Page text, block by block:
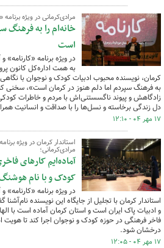
مرادی‌کرمانی در ویژه
خانه‌ام را به فرهنگ
است
در ویژه برنامه
به همت اداره‌کل کانون
کرمان، نویسنده محبوب ادبیات کودک و نوجوان با
به فرهنگ سپردم اما دلم هنوز در کرمان است»، سخنی که
زادگاهش و پیوند ناگسستنی‌اش با مردم و خاطرات
دل زندگی برخاسته و نسل‌ها را با صداقت و انسانیت
۱۷ مهر ۰۴ - ۱۲:۱۰
استاندار کرمان در ویژه
مرادی‌کرمانی؛
آماده‌ایم کارهای
کودک و با نام
در ویژه برنامه
استاندار کرمان با تجلیل از جایگاه این نویسنده
و ادبیات پاک ایران است و استان کرمان آماده است با
فاخر فرهنگی در حوزه کودک و نوجوان اجرا کند تا
درخشان شود.
۱۷ مهر ۰۴ - ۱۲:۰۵